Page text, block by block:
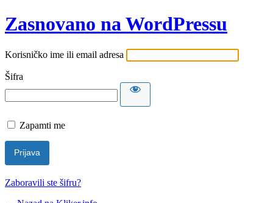
Zasnovano na WordPressu
Korisničko ime ili email adresa
Šifra
Zapamti me
Zaboravili ste šifru?